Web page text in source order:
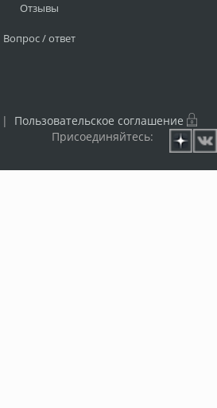
Отзывы
Вопрос / ответ
| Пользовательское соглашение
Присоединяйтесь: